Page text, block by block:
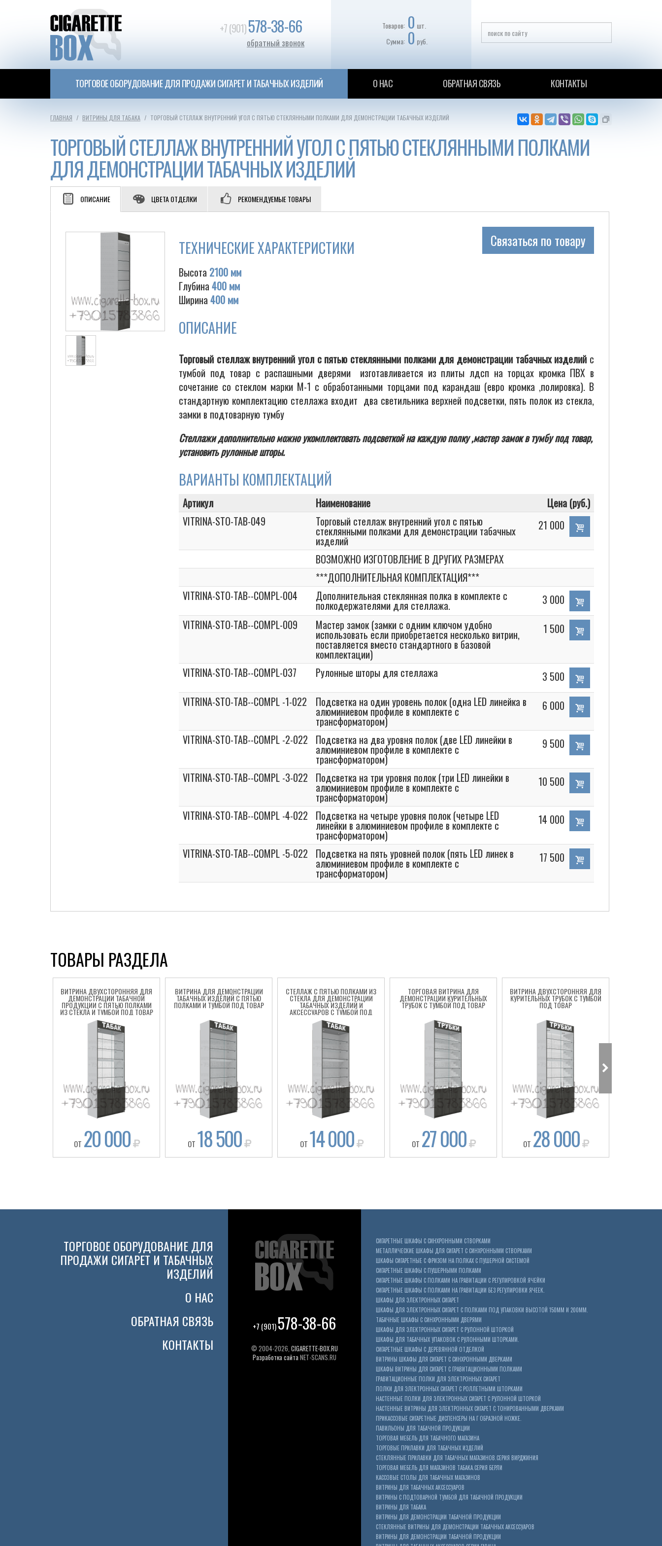
+7 (901)578-38-66
обратный звонок
Товаров: 0 шт.
Сумма: 0 руб.
ТОРГОВОЕ ОБОРУДОВАНИЕ ДЛЯ ПРОДАЖИ СИГАРЕТ И ТАБАЧНЫХ ИЗДЕЛИЙ О НАС ОБРАТНАЯ СВЯЗЬ КОНТАКТЫ
ГЛАВНАЯ ВИТРИНЫ ДЛЯ ТАБАКА ТОРГОВЫЙ СТЕЛЛАЖ ВНУТРЕННИЙ УГОЛ С ПЯТЬЮ СТЕКЛЯННЫМИ ПОЛКАМИ ДЛЯ ДЕМОНСТРАЦИИ ТАБАЧНЫХ ИЗДЕЛИЙ
ТОРГОВЫЙ СТЕЛЛАЖ ВНУТРЕННИЙ УГОЛ С ПЯТЬЮ СТЕКЛЯННЫМИ ПОЛКАМИ
ДЛЯ ДЕМОНСТРАЦИИ ТАБАЧНЫХ ИЗДЕЛИЙ
ОПИСАНИЕ ЦВЕТА ОТДЕЛКИ РЕКОМЕНДУЕМЫЕ ТОВАРЫ
Связаться по товару
ТЕХНИЧЕСКИЕ ХАРАКТЕРИСТИКИ
Высота 2100 мм
Глубина 400 мм
Ширина 400 мм
ОПИСАНИЕ
Торговый стеллаж внутренний угол с пятью стеклянными полками для демонстрации табачных изделий с
тумбой под товар с распашными дверями изготавливается из плиты лдсп на торцах кромка ПВХ в
сочетание со стеклом марки М-1 с обработанными торцами под карандаш (евро кромка ,полировка). В
стандартную комплектацию стеллажа входит два светильника верхней подсветки, пять полок из стекла,
замки в подтоварную тумбу
Стеллажи дополнительно можно укомплектовать подсветкой на каждую полку ,мастер замок в тумбу под товар,
установить рулонные шторы.
ВАРИАНТЫ КОМПЛЕКТАЦИЙ
Артикул Наименование
Цена (руб.)
VITRINA-STO-TAB-049
Торговый стеллаж внутренний угол с пятью
стеклянными полками для демонстрации табачных
изделий
21 000
ВОЗМОЖНО ИЗГОТОВЛЕНИЕ В ДРУГИХ РАЗМЕРАХ
***ДОПОЛНИТЕЛЬНАЯ КОМПЛЕКТАЦИЯ***
VITRINA-STO-TAB--COMPL-004
Дополнительная стеклянная полка в комплекте с
полкодержателями для стеллажа.
3 000
VITRINA-STO-TAB--COMPL-009
Мастер замок (замки с одним ключом удобно
использовать если приобретается несколько витрин,
поставляется вместо стандартного в базовой
комплектации)
1 500
VITRINA-STO-TAB--COMPL-037 Рулонные шторы для стеллажа
3 500
VITRINA-STO-TAB--COMPL -1-022
Подсветка на один уровень полок (одна LED линейка в
алюминиевом профиле в комплекте с
трансформатором)
6 000
VITRINA-STO-TAB--COMPL -2-022 Подсветка на два уровня полок (две LED линейки в
алюминиевом профиле в комплекте с
трансформатором)
9 500
VITRINA-STO-TAB--COMPL -3-022 Подсветка на три уровня полок (три LED линейки в
алюминиевом профиле в комплекте с
трансформатором)
10 500
VITRINA-STO-TAB--COMPL -4-022 Подсветка на четыре уровня полок (четыре LED
линейки в алюминиевом профиле в комплекте с
трансформатором)
14 000
VITRINA-STO-TAB--COMPL -5-022 Подсветка на пять уровней полок (пять LED линек в
алюминиевом профиле в комплекте с
трансформатором)
17 500
ТОВАРЫ РАЗДЕЛА
ВИТРИНА ДВУХСТОРОННЯЯ ДЛЯ
ДЕМОНСТРАЦИИ ТАБАЧНОЙ
ПРОДУКЦИИ С ПЯТЬЮ ПОЛКАМИ
ИЗ СТЕКЛА И ТУМБОЙ ПОД ТОВАР
ОТ 20 000
ВИТРИНА ДЛЯ ДЕМОНСТРАЦИИ
ТАБАЧНЫХ ИЗДЕЛИЙ С ПЯТЬЮ
ПОЛКАМИ И ТУМБОЙ ПОД ТОВАР
ОТ 18 500
СТЕЛЛАЖ С ПЯТЬЮ ПОЛКАМИ ИЗ
СТЕКЛА ДЛЯ ДЕМОНСТРАЦИИ
ТАБАЧНЫХ ИЗДЕЛИЙ И
АКСЕССУАРОВ С ТУМБОЙ ПОД
ТОВАР
ОТ 14 000
ТОРГОВАЯ ВИТРИНА ДЛЯ
ДЕМОНСТРАЦИИ КУРИТЕЛЬНЫХ
ТРУБОК С ТУМБОЙ ПОД ТОВАР
ОТ 27 000
ВИТРИНА ДВУХСТОРОННЯЯ ДЛЯ
КУРИТЕЛЬНЫХ ТРУБОК С ТУМБОЙ
ПОД ТОВАР
ОТ 28 000
ТОРГОВОЕ ОБОРУДОВАНИЕ ДЛЯ
ПРОДАЖИ СИГАРЕТ И ТАБАЧНЫХ
ИЗДЕЛИЙ
О НАС
ОБРАТНАЯ СВЯЗЬ
КОНТАКТЫ
+7 (901)578-38-66
© 2004-2026, CIGARETTE-BOX.RU
Разработка сайтаNET-SCANS.RU
СИГАРЕТНЫЕ ШКАФЫ С СИНХРОННЫМИ СТВОРКАМИ
МЕТАЛЛИЧЕСКИЕ ШКАФЫ ДЛЯ СИГАРЕТ С СИНХРОННЫМИ СТВОРКАМИ
ШКАФЫ СИГАРЕТНЫЕ С ФРИЗОМ НА ПОЛКАХ С ПУШЕРНОЙ СИСТЕМОЙ
СИГАРЕТНЫЕ ШКАФЫ С ПУШЕРНЫМИ ПОЛКАМИ
СИГАРЕТНЫЕ ШКАФЫ С ПОЛКАМИ НА ГРАВИТАЦИИ С РЕГУЛИРОВКОЙ ЯЧЕЙКИ
СИГАРЕТНЫЕ ШКАФЫ С ПОЛКАМИ НА ГРАВИТАЦИИ БЕЗ РЕГУЛИРОВКИ ЯЧЕЕК.
ШКАФЫ ДЛЯ ЭЛЕКТРОННЫХ СИГАРЕТ
ШКАФЫ ДЛЯ ЭЛЕКТРОННЫХ СИГАРЕТ С ПОЛКАМИ ПОД УПАКОВКИ ВЫСОТОЙ 150ММ И 200ММ.
ТАБАЧНЫЕ ШКАФЫ С СИНХРОННЫМИ ДВЕРЯМИ
ШКАФЫ ДЛЯ ЭЛЕКТРОННЫХ СИГАРЕТ С РУЛОННОЙ ШТОРКОЙ
ШКАФЫ ДЛЯ ТАБАЧНЫХ УПАКОВОК С РУЛОННЫМИ ШТОРКАМИ.
СИГАРЕТНЫЕ ШКАФЫ С ДЕРЕВЯННОЙ ОТДЕЛКОЙ
ВИТРИНЫ ШКАФЫ ДЛЯ СИГАРЕТ С СИНХРОННЫМИ ДВЕРКАМИ
ШКАФЫ ВИТРИНЫ ДЛЯ СИГАРЕТ С ГРАВИТАЦИОННЫМИ ПОЛКАМИ
ГРАВИТАЦИОННЫЕ ПОЛКИ ДЛЯ ЭЛЕКТРОННЫХ СИГАРЕТ
ПОЛКИ ДЛЯ ЭЛЕКТРОННЫХ СИГАРЕТ С РОЛЛЕТНЫМИ ШТОРКАМИ
НАСТЕННЫЕ ПОЛКИ ДЛЯ ЭЛЕКТРОННЫХ СИГАРЕТ С РУЛОННОЙ ШТОРКОЙ
НАСТЕННЫЕ ВИТРИНЫ ДЛЯ ЭЛЕКТРОННЫХ СИГАРЕТ С ТОНИРОВАННЫМИ ДВЕРКАМИ
ПРИКАССОВЫЕ СИГАРЕТНЫЕ ДИСПЕНСЕРЫ НА Г ОБРАЗНОЙ НОЖКЕ.
ПАВИЛЬОНЫ ДЛЯ ТАБАЧНОЙ ПРОДУКЦИИ
ТОРГОВАЯ МЕБЕЛЬ ДЛЯ ТАБАЧНОГО МАГАЗИНА
ТОРГОВЫЕ ПРИЛАВКИ ДЛЯ ТАБАЧНЫХ ИЗДЕЛИЙ
СТЕКЛЯННЫЕ ПРИЛАВКИ ДЛЯ ТАБАЧНЫХ МАГАЗИНОВ.СЕРИЯ ВИРДЖИНИЯ
ТОРГОВАЯ МЕБЕЛЬ ДЛЯ МАГАЗИНОВ ТАБАКА.СЕРИЯ БЕРЛИ
КАССОВЫЕ СТОЛЫ ДЛЯ ТАБАЧНЫХ МАГАЗИНОВ
ВИТРИНЫ ДЛЯ ТАБАЧНЫХ АКСЕССУАРОВ
ВИТРИНЫ С ПОДТОВАРНОЙ ТУМБОЙ ДЛЯ ТАБАЧНОЙ ПРОДУКЦИИ
ВИТРИНЫ ДЛЯ ТАБАКА
ВИТРИНЫ ДЛЯ ДЕМОНСТРАЦИИ ТАБАЧНОЙ ПРОДУКЦИИ
СТЕКЛЯННЫЕ ВИТРИНЫ ДЛЯ ДЕМОНСТРАЦИИ ТАБАЧНЫХ АКСЕССУАРОВ
ВИТРИНЫ ДЛЯ ДЕМОНСТРАЦИИ ТАБАЧНОЙ ПРОДУКЦИИ